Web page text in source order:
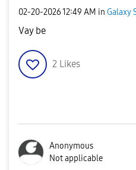
‎02-20-202612:49 AM in Galaxy
Vay be
2 Likes
Anonymous
Not applicable